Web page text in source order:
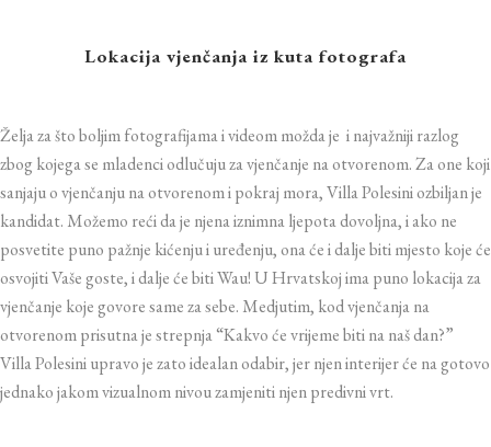
Lokacija vjenčanja iz kuta fotografa
Želja za što boljim fotografijama i videom možda je i najvažniji razlog
zbog kojega se mladenci odlučuju za vjenčanje na otvorenom. Za one koji
sanjaju o vjenčanju na otvorenom i pokraj mora, Villa Polesini ozbiljan je
kandidat. Možemo reći da je njena iznimna ljepota dovoljna, i ako ne
posvetite puno pažnje kićenju i uređenju, ona će i dalje biti mjesto koje će
osvojiti Vaše goste, i dalje će biti Wau! U Hrvatskoj ima puno lokacija za
vjenčanje koje govore same za sebe. Medjutim, kod vjenčanja na
otvorenom prisutna je strepnja “Kakvo će vrijeme biti na naš dan?”
Villa Polesini upravo je zato idealan odabir, jer njen interijer će na gotovo
jednako jakom vizualnom nivou zamjeniti njen predivni vrt.